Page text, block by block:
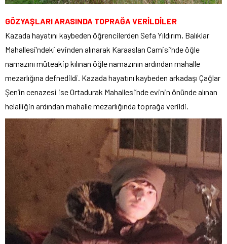
GÖZYAŞLARI ARASINDA TOPRAĞA VERİLDİLER
Kazada hayatını kaybeden öğrencilerden Sefa Yıldırım, Balıklar
Mahallesi’ndeki evinden alınarak Karaaslan Camisi’nde öğle
namazını müteakip kılınan öğle namazının ardından mahalle
mezarlığına defnedildi. Kazada hayatını kaybeden arkadaşı Çağlar
Şen’in cenazesi ise Ortadurak Mahallesi’nde evinin önünde alınan
helalliğin ardından mahalle mezarlığında toprağa verildi.